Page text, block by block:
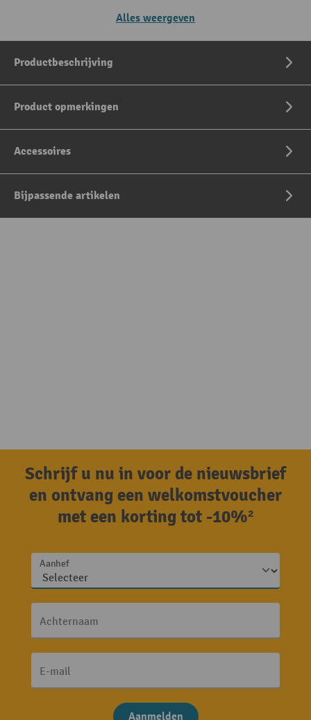
Alles weergeven
Productbeschrijving
Product opmerkingen
Accessoires
Bijpassende artikelen
Schrijf u nu in voor de nieuwsbrief
en ontvang een welkomstvoucher
met een korting tot -10%²
Aanhef
Achternaam
E-mail
Aanmelden